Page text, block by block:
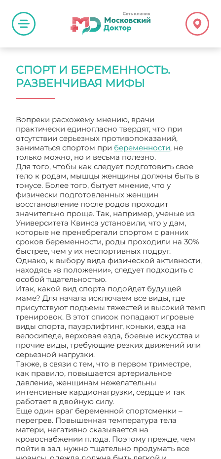
СПОРТ И БЕРЕМЕННОСТЬ.
РАЗВЕНЧИВАЯ МИФЫ
Вопреки расхожему мнению, врачи
практически единогласно твердят, что при
отсутствии серьезных противопоказаний,
заниматься спортом при беременности, не
только можно, но и весьма полезно.
Для того, чтобы как следует подготовить свое
тело к родам, мышцы женщины должны быть в
тонусе. Более того, бытует мнение, что у
физически подготовленных женщин
восстановление после родов проходит
значительно проще. Так, например, ученые из
Университета Квинса установили, что у дам,
которые не пренебрегали спортом с ранних
сроков беременности, роды проходили на 30%
быстрее, чем у их неспортивных подруг.
Однако, к выбору вида физической активности,
находясь «в положении», следует подходить с
особой тщательностью.
Итак, какой вид спорта подойдет будущей
маме? Для начала исключаем все виды, где
присутствуют подъемы тяжестей и высокий темп
тренировок. В этот список попадают игровые
виды спорта, пауэрлифтинг, коньки, езда на
велосипеде, верховая езда, боевые искусства и
прочие виды, требующие резких движений или
серьезной нагрузки.
Также, в связи с тем, что в первом триместре,
как правило, повышается артериальное
давление, женщинам нежелательны
интенсивные кардионагрузки, сердце и так
работает в двойную силу.
Еще один враг беременной спортсменки –
перегрев. Повышенная температура тела
матери, негативно сказывается на
кровоснабжении плода. Поэтому прежде, чем
пойти в зал, нужно тщательно продумать все